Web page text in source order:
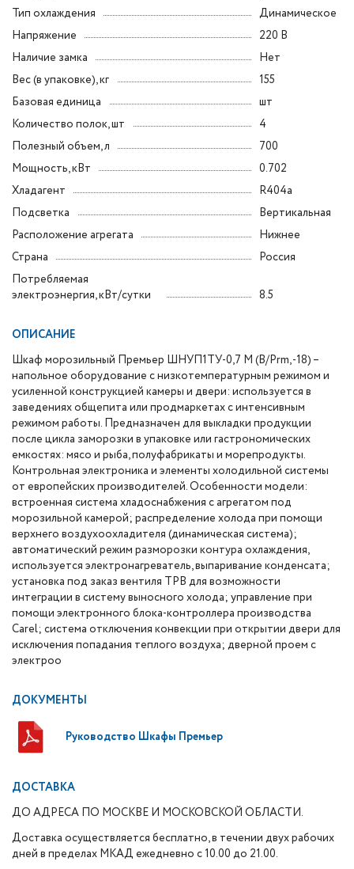
Тип охлаждения
Динамическое
Напряжение
220 В
Наличие замка
Нет
Вес (в упаковке), кг
155
Базовая единица
шт
Количество полок, шт
4
Полезный объем, л
700
Мощность, кВт
0.702
Хладагент
R404a
Подсветка
Вертикальная
Расположение агрегата
Нижнее
Страна
Россия
Потребляемая
электроэнергия, кВт/сутки
8.5
ОПИСАНИЕ
Шкаф морозильный Премьер ШНУП1ТУ-0,7 М (В/Prm, -18) –
напольное оборудование с низкотемпературным режимом и
усиленной конструкцией камеры и двери: используется в
заведениях общепита или продмаркетах с интенсивным
режимом работы. Предназначен для выкладки продукции
после цикла заморозки в упаковке или гастрономических
емкостях: мясо и рыба, полуфабрикаты и морепродукты.
Контрольная электроника и элементы холодильной системы
от европейских производителей. Особенности модели:
встроенная система хладоснабжения с агрегатом под
морозильной камерой; распределение холода при помощи
верхнего воздухоохладителя (динамическая система);
автоматический режим разморозки контура охлаждения,
используется электронагреватель, выпаривание конденсата;
установка под заказ вентиля ТРВ для возможности
интеграции в систему выносного холода; управление при
помощи электронного блока-контроллера производства
Carel; система отключения конвекции при открытии двери для
исключения попадания теплого воздуха; дверной проем с
электроо
ДОКУМЕНТЫ
Руководство Шкафы Премьер
ДОСТАВКА
ДО АДРЕСА ПО МОСКВЕ И МОСКОВСКОЙ ОБЛАСТИ.
Доставка осуществляется бесплатно, в течении двух рабочих
дней в пределах МКАД ежедневно с 10.00 до 21.00.